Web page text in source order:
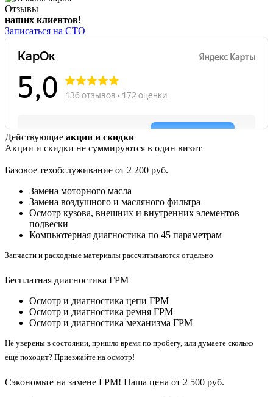
Отзывы
наших клиентов!
Записаться на СТО
Действующие акции и скидки
Акции и скидки не суммируются в один визит
Базовое техобслуживание от 2 200 руб.
Замена моторного масла
Замена воздушного и масляного фильтра
Осмотр кузова, внешних и внутренних элементов
подвески
Компьютерная диагностика по 45 параметрам
Запчасти и расходные материалы рассчитываются отдельно
Бесплатная диагностика ГРМ
Осмотр и диагностика цепи ГРМ
Осмотр и диагностика ремня ГРМ
Осмотр и диагностика механизма ГРМ
Не уверены в состоянии, пришло время по пробегу, или думаете сколько
ещё походит? Приезжайте на осмотр!
Сэкономьте на замене ГРМ! Наша цена от 2 500 руб.